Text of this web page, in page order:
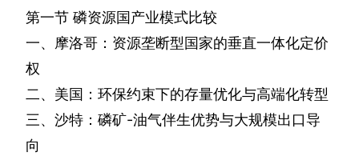
第一节 磷资源国产业模式比较
一、摩洛哥：资源垄断型国家的垂直一体化定价
权
二、美国：环保约束下的存量优化与高端化转型
三、沙特：磷矿-油气伴生优势与大规模出口导
向